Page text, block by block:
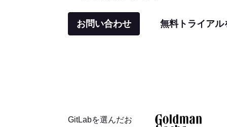
お問い合わせ 無料トライアル
GitLabを選んだお